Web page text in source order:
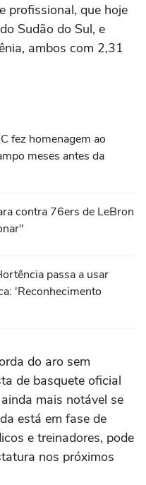
profissional, que hoje
Sudão do Sul, e
ambos com 2,31
fez homenagem ao
meses antes da
contra 76ers de LeBron
passa a usar
'Reconhecimento
do aro sem
de basquete oficial
mais notável se
está em fase de
e treinadores, pode
nos próximos